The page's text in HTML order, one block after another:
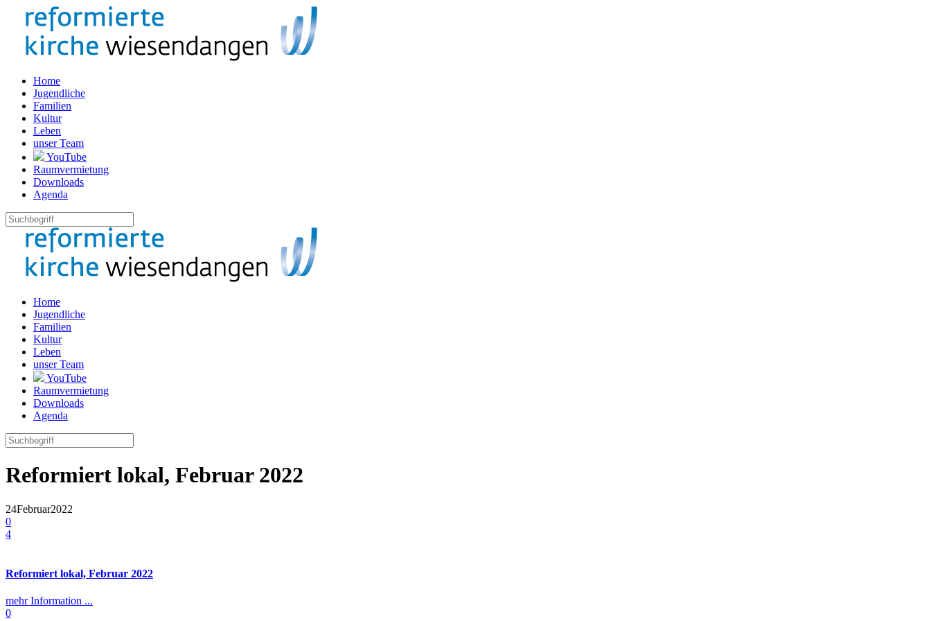
Home
Jugendliche
Familien
Kultur
Leben
unser Team
YouTube
Raumvermietung
Downloads
Agenda
Home
Jugendliche
Familien
Kultur
Leben
unser Team
YouTube
Raumvermietung
Downloads
Agenda
Reformiert lokal, Februar 2022
24Februar2022
0
4
Reformiert lokal, Februar 2022
mehr Information ...
0